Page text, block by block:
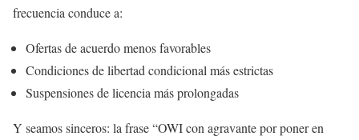
frecuencia conduce a:
Ofertas de acuerdo menos favorables
Condiciones de libertad condicional más estrictas
Suspensiones de licencia más prolongadas
Y seamos sinceros: la frase “OWI con agravante por poner en